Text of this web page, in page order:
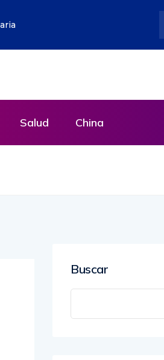
Salud China
Buscar